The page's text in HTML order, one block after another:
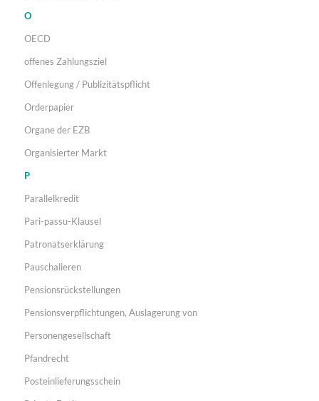
O
OECD
offenes Zahlungsziel
Offenlegung / Publizitätspflicht
Orderpapier
Organe der EZB
Organisierter Markt
P
Parallelkredit
Pari-passu-Klausel
Patronatserklärung
Pauschalieren
Pensionsrückstellungen
Pensionsverpflichtungen, Auslagerung von
Personengesellschaft
Pfandrecht
Posteinlieferungsschein